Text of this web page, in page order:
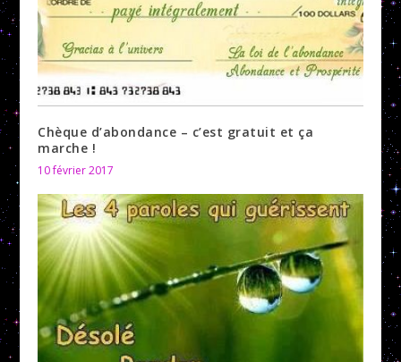
Chèque d’abondance – c’est gratuit et ça
marche !
10 février 2017